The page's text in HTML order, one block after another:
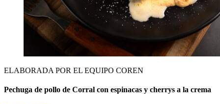
ELABORADA POR EL EQUIPO COREN
Pechuga de pollo de Corral con espinacas y cherrys a la crema